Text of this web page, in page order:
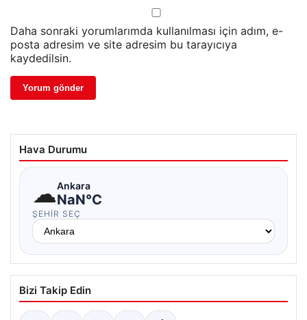
Daha sonraki yorumlarımda kullanılması için adım, e-
posta adresim ve site adresim bu tarayıcıya
kaydedilsin.
Hava Durumu
☁Ankara
NaN°C
ŞEHIR SEÇ
Bizi Takip Edin